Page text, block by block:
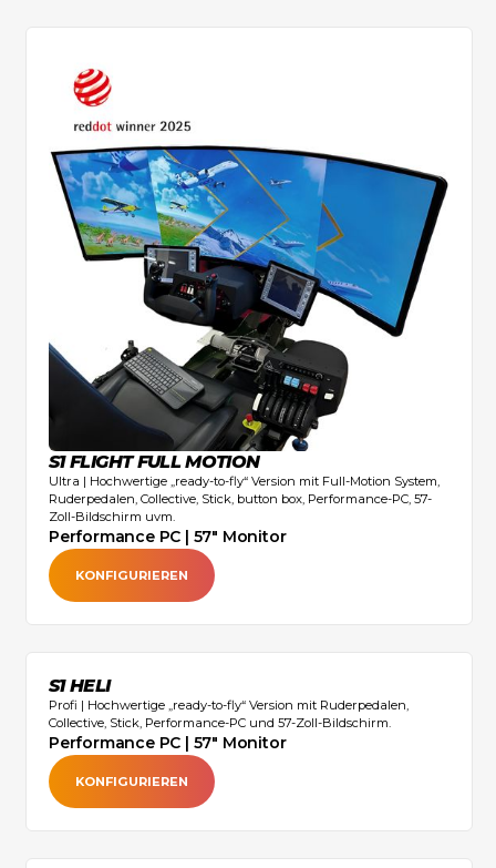
S1 FLIGHT FULL MOTION
Ultra | Hochwertige „ready-to-fly“ Version mit Full-Motion System,
Ruderpedalen, Collective, Stick, button box, Performance-PC, 57-
Zoll-Bildschirm uvm.
Performance PC | 57" Monitor
KONFIGURIEREN
S1 HELI
Profi | Hochwertige „ready-to-fly“ Version mit Ruderpedalen,
Collective, Stick, Performance-PC und 57-Zoll-Bildschirm.‍
Performance PC | 57" Monitor
KONFIGURIEREN